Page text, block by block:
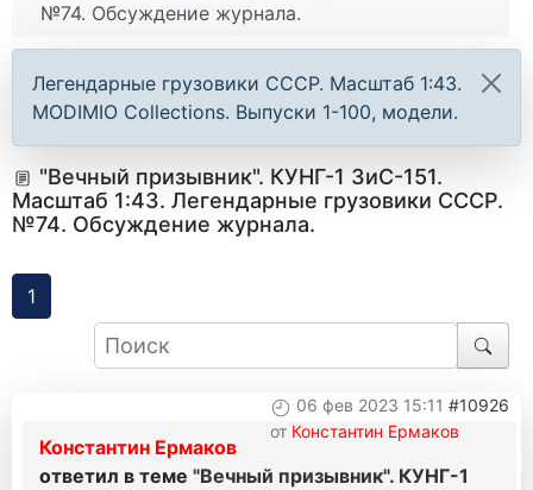
№74. Обсуждение журнала.
Легендарные грузовики СССР. Масштаб 1:43.
MODIMIO Collections. Выпуски 1-100, модели.
"Вечный призывник". КУНГ-1 ЗиС-151.
Масштаб 1:43. Легендарные грузовики СССР.
№74. Обсуждение журнала.
1
06 фев 2023 15:11 #10926
от Константин Ермаков
Константин Ермаков
ответил в теме "Вечный призывник". КУНГ-1